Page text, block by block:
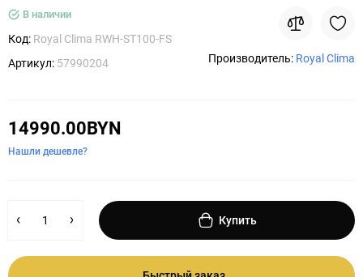
В наличии
Код: Royal Clima RWH-ST100-FS
Артикул: 57990204 Производитель: Royal Clima
14990.00BYN
Нашли дешевле?
Купить